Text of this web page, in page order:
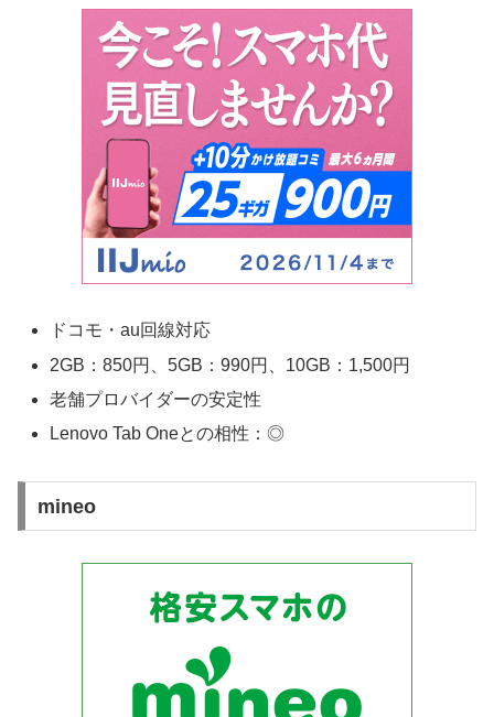
ドコモ・au回線対応
2GB：850円、5GB：990円、10GB：1,500円
老舗プロバイダーの安定性
Lenovo Tab Oneとの相性：◎
mineo